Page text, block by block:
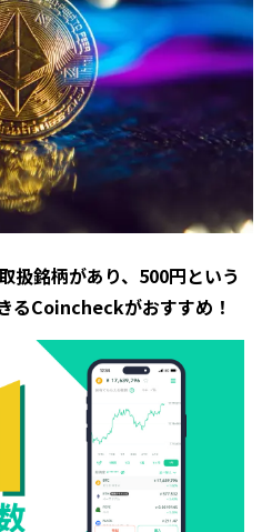
扱銘柄があり、500円という
るCoincheckがおすすめ！